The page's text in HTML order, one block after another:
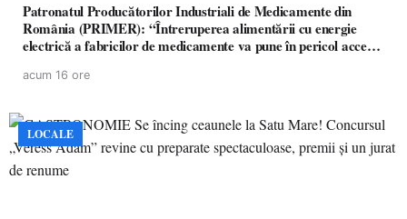
Patronatul Producătorilor Industriali de Medicamente din
România (PRIMER): “Întreruperea alimentării cu energie
electrică a fabricilor de medicamente va pune în pericol accesul
acum 16 ore
LOCALE